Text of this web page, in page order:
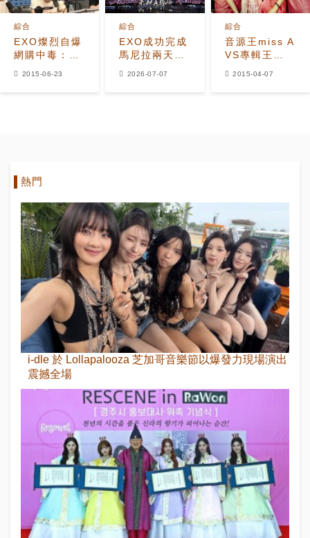
EXO燦烈自爆
網購中毒：放
到購物車裡就
綜合
2015-06-23
EXO成功完成
馬尼拉兩天全
場爆滿的
綜合
2026-07-07
音源王miss A
VS專輯王
EXO 誰才是
綜合
2015-04-07
熱門
i-dle 於 Lollapalooza 芝加哥音樂節以爆發力現場演出
震撼全場